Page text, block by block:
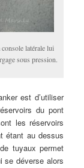
latérale lui
sous pression.
est d’utiliser
du pont
les réservoirs
étant au dessus
tuyaux permet
se déverse alors